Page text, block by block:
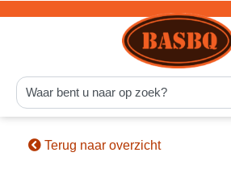
Terug naar overzicht